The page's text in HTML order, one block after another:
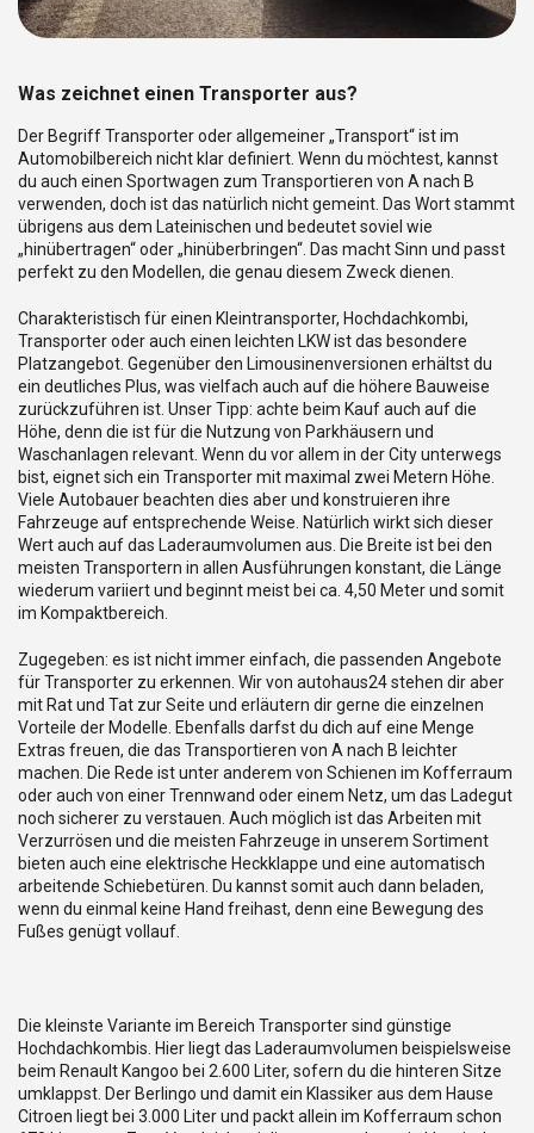
Was zeichnet einen Transporter aus?
Der Begriff Transporter oder allgemeiner „Transport“ ist im
Automobilbereich nicht klar definiert. Wenn du möchtest, kannst
du auch einen Sportwagen zum Transportieren von A nach B
verwenden, doch ist das natürlich nicht gemeint. Das Wort stammt
übrigens aus dem Lateinischen und bedeutet soviel wie
„hinübertragen“ oder „hinüberbringen“. Das macht Sinn und passt
perfekt zu den Modellen, die genau diesem Zweck dienen.
Charakteristisch für einen Kleintransporter, Hochdachkombi,
Transporter oder auch einen leichten LKW ist das besondere
Platzangebot. Gegenüber den Limousinenversionen erhältst du
ein deutliches Plus, was vielfach auch auf die höhere Bauweise
zurückzuführen ist. Unser Tipp: achte beim Kauf auch auf die
Höhe, denn die ist für die Nutzung von Parkhäusern und
Waschanlagen relevant. Wenn du vor allem in der City unterwegs
bist, eignet sich ein Transporter mit maximal zwei Metern Höhe.
Viele Autobauer beachten dies aber und konstruieren ihre
Fahrzeuge auf entsprechende Weise. Natürlich wirkt sich dieser
Wert auch auf das Laderaumvolumen aus. Die Breite ist bei den
meisten Transportern in allen Ausführungen konstant, die Länge
wiederum variiert und beginnt meist bei ca. 4,50 Meter und somit
im Kompaktbereich.
Zugegeben: es ist nicht immer einfach, die passenden Angebote
für Transporter zu erkennen. Wir von autohaus24 stehen dir aber
mit Rat und Tat zur Seite und erläutern dir gerne die einzelnen
Vorteile der Modelle. Ebenfalls darfst du dich auf eine Menge
Extras freuen, die das Transportieren von A nach B leichter
machen. Die Rede ist unter anderem von Schienen im Kofferraum
oder auch von einer Trennwand oder einem Netz, um das Ladegut
noch sicherer zu verstauen. Auch möglich ist das Arbeiten mit
Verzurrösen und die meisten Fahrzeuge in unserem Sortiment
bieten auch eine elektrische Heckklappe und eine automatisch
arbeitende Schiebetüren. Du kannst somit auch dann beladen,
wenn du einmal keine Hand freihast, denn eine Bewegung des
Fußes genügt vollauf.
Die kleinste Variante im Bereich Transporter sind günstige
Hochdachkombis. Hier liegt das Laderaumvolumen beispielsweise
beim Renault Kangoo bei 2.600 Liter, sofern du die hinteren Sitze
umklappst. Der Berlingo und damit ein Klassiker aus dem Hause
Citroen liegt bei 3.000 Liter und packt allein im Kofferraum schon